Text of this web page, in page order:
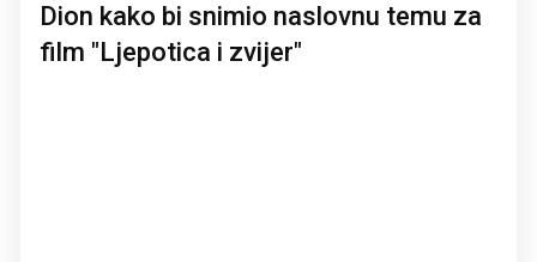
Dion kako bi snimio naslovnu temu za
film "Ljepotica i zvijer"